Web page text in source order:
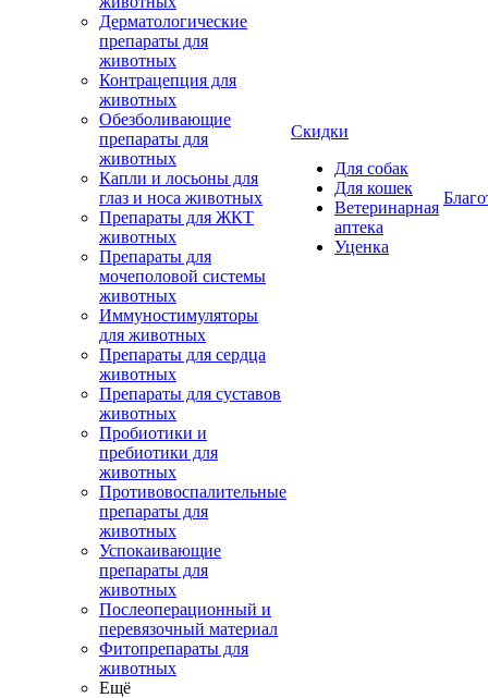
Дерматологические
препараты для
животных
Контрацепция для
животных
Обезболивающие
препараты для
животных
Капли и лосьоны для
глаз и носа животных
Препараты для ЖКТ
животных
Препараты для
мочеполовой системы
животных
Иммуностимуляторы
для животных
Препараты для сердца
животных
Препараты для суставов
животных
Пробиотики и
пребиотики для
животных
Противовоспалительные
препараты для
животных
Успокаивающие
препараты для
животных
Послеоперационный и
перевязочный материал
Фитопрепараты для
животных
Ещё
Скидки
Для собак
Для кошек
Ветеринарная
аптека
Уценка